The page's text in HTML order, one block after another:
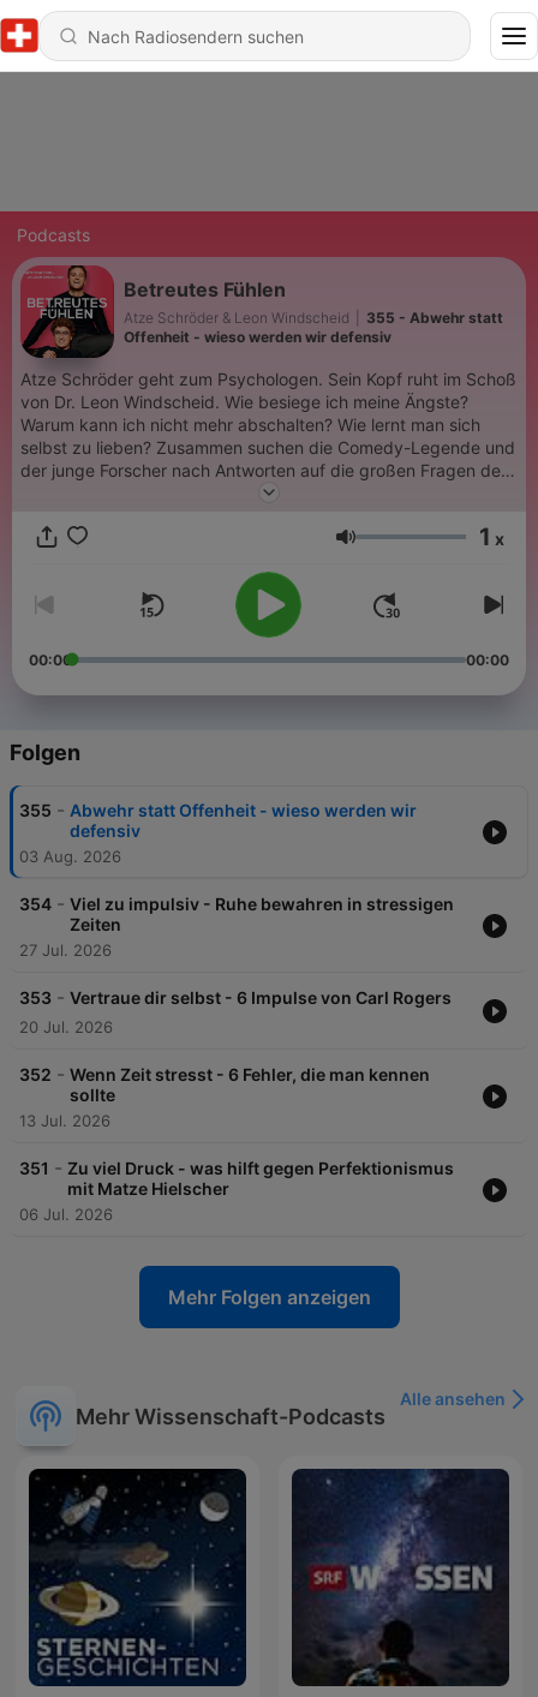
Podcasts
Betreutes Fühlen
Atze Schröder & Leon Windscheid
355 - Abwehr statt
Offenheit - wieso werden wir defensiv
Atze Schröder geht zum Psychologen. Sein Kopf ruht im Schoß
von Dr. Leon Windscheid. Wie besiege ich meine Ängste?
Warum kann ich nicht mehr abschalten? Wie lernt man sich
selbst zu lieben? Zusammen suchen die Comedy-Legende und
der junge Forscher nach Antworten auf die großen Fragen des
Lebens. Zwei völlig verschiedene Köpfe, verbinden Erfahrung
euch gut betreut Leon & Atze Instagram:
https://www.instagram.com/atzeschroeder_offiziell/ Mehr zu
unseren Werbepartnern findet ihr hier:
https://linktr.ee/betreutesfuehlen Tickets: Atze:
https://www.atzeschroeder.de/#termine Leon:
https://betreutes-fuehlen.ticket.io/ Foto Copyright Guido
Lautstärke 1 x
00:00 00:00
Folgen
355 - Abwehr statt Offenheit - wieso werden wir
defensiv
03 Aug. 2026
354 - Viel zu impulsiv - Ruhe bewahren in stressigen
Zeiten
27 Jul. 2026
353 - Vertraue dir selbst - 6 Impulse von Carl Rogers
20 Jul. 2026
352 - Wenn Zeit stresst - 6 Fehler, die man kennen
sollte
13 Jul. 2026
351 - Zu viel Druck - was hilft gegen Perfektionismus
mit Matze Hielscher
06 Jul. 2026
Mehr Folgen anzeigen
Mehr Wissenschaft-Podcasts
Alle ansehen